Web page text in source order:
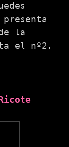
la
el nº2.